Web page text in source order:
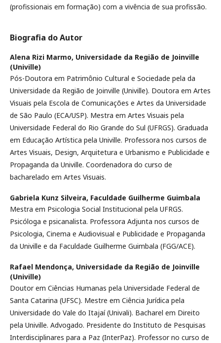
(profissionais em formação) com a vivência de sua profissão.
Biografia do Autor
Alena Rizi Marmo, Universidade da Região de Joinville
(Univille)
Pós-Doutora em Patrimônio Cultural e Sociedade pela da
Universidade da Região de Joinville (Univille). Doutora em Artes
Visuais pela Escola de Comunicações e Artes da Universidade
de São Paulo (ECA/USP). Mestra em Artes Visuais pela
Universidade Federal do Rio Grande do Sul (UFRGS). Graduada
em Educação Artística pela Univille. Professora nos cursos de
Artes Visuais, Design, Arquitetura e Urbanismo e Publicidade e
Propaganda da Univille. Coordenadora do curso de
bacharelado em Artes Visuais.
Gabriela Kunz Silveira, Faculdade Guilherme Guimbala
Mestra em Psicologia Social Institucional pela UFRGS.
Psicóloga e psicanalista. Professora Adjunta nos cursos de
Psicologia, Cinema e Audiovisual e Publicidade e Propaganda
da Univille e da Faculdade Guilherme Guimbala (FGG/ACE).
Rafael Mendonça, Universidade da Região de Joinville
(Univille)
Doutor em Ciências Humanas pela Universidade Federal de
Santa Catarina (UFSC). Mestre em Ciência Jurídica pela
Universidade do Vale do Itajaí (Univali). Bacharel em Direito
pela Univille. Advogado. Presidente do Instituto de Pesquisas
Interdisciplinares para a Paz (InterPaz). Professor no curso de